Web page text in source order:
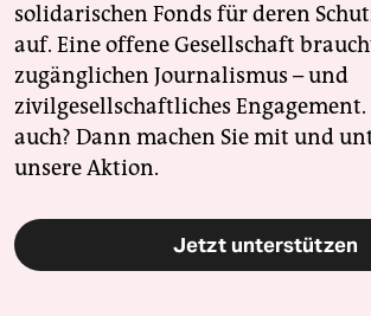
solidarischen Fonds für deren
auf. Eine offene Gesellschaft
zugänglichen Journalismus – und
zivilgesellschaftliches Engagement.
auch? Dann machen Sie mit und
unsere Aktion.
Jetzt unterstützen